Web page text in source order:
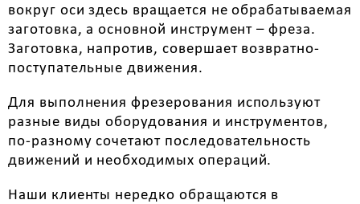
вокруг оси здесь вращается не обрабатываемая
заготовка, а основной инструмент – фреза.
Заготовка, напротив, совершает возвратно-
поступательные движения.
Для выполнения фрезерования используют
разные виды оборудования и инструментов,
по-разному сочетают последовательность
движений и необходимых операций.
Наши клиенты нередко обращаются в